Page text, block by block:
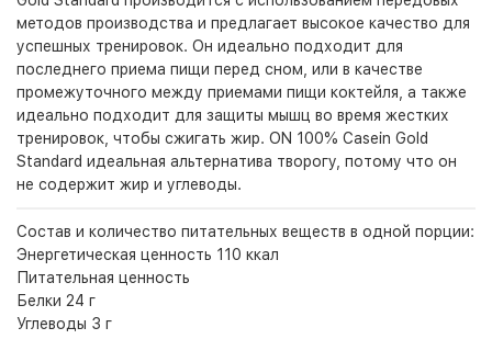
методов производства и предлагает высокое качество для
успешных тренировок. Он идеально подходит для
последнего приема пищи перед сном, или в качестве
промежуточного между приемами пищи коктейля, а также
идеально подходит для защиты мышц во время жестких
тренировок, чтобы сжигать жир. ON 100% Casein Gold
Standard идеальная альтернатива творогу, потому что он
не содержит жир и углеводы.
Состав и количество питательных веществ в одной порции:
Энергетическая ценность 110 ккал
Питательная ценность
Белки 24 г
Углеводы 3 г